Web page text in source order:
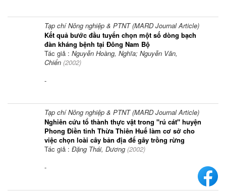
Tạp chí Nông nghiệp & PTNT (MARD Journal Article)
Kết quả bước đầu tuyển chọn một số dòng bạch
đàn kháng bệnh tại Đông Nam Bộ
Tác giả : Nguyễn Hoàng, Nghĩa; Nguyễn Văn,
Chiến (2002)
-
Tạp chí Nông nghiệp & PTNT (MARD Journal Article)
Nghiên cứu tổ thành thực vật trong "rú cát" huyện
Phong Điền tỉnh Thừa Thiên Huế làm cơ sở cho
việc chọn loài cây bản địa để gây trồng rừng
Tác giả : Đặng Thái, Dương (2002)
-